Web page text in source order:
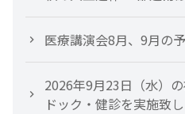
医療講演会8月、9月の
2026年9月23日（水）
ドック・健診を実施致し